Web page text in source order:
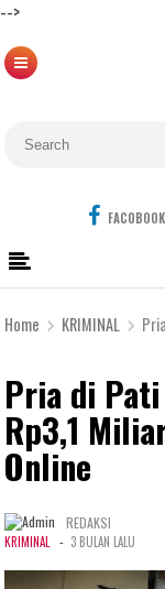
-->
FACOBOOK
Home KRIMINAL
Pria di
Rp3,1
Online
REDAKSI
KRIMINAL - 3 BULAN LALU